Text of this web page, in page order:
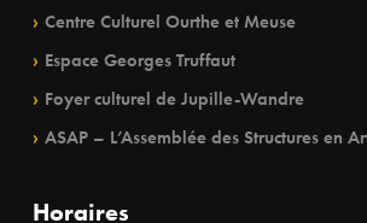
Centre Culturel Ourthe et Meuse
Espace Georges Truffaut
Foyer culturel de Jupille-Wandre
ASAP – L’Assemblée des Structures en
Horaires